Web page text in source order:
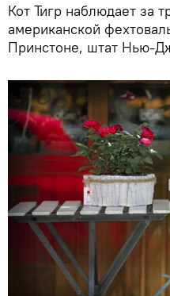
Кот Тигр наблюдает за
американской
Принстоне, штат Нью-